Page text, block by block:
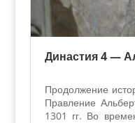
Династия 4 —
Продолжение
Правление
1301 гг. Во